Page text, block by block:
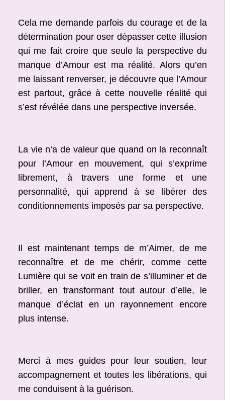
Cela me demande parfois du courage et de la
détermination pour oser dépasser cette illusion
qui me fait croire que seule la perspective du
manque d’Amour est ma réalité. Alors qu’en
me laissant renverser, je découvre que l’Amour
est partout, grâce à cette nouvelle réalité qui
s’est révélée dans une perspective inversée.
La vie n’a de valeur que quand on la reconnaît
pour l’Amour en mouvement, qui s’exprime
librement, à travers une forme et une
personnalité, qui apprend à se libérer des
conditionnements imposés par sa perspective.
Il est maintenant temps de m’Aimer, de me
reconnaître et de me chérir, comme cette
Lumière qui se voit en train de s’illuminer et de
briller, en transformant tout autour d’elle, le
manque d’éclat en un rayonnement encore
plus intense.
Merci à mes guides pour leur soutien, leur
accompagnement et toutes les libérations, qui
me conduisent à la guérison.